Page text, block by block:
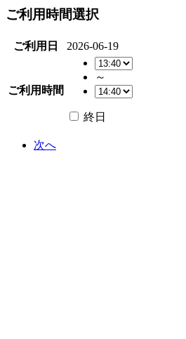
ご利用時間選択
ご利用日 2026-06-19
ご利用時間
～
終日
次へ